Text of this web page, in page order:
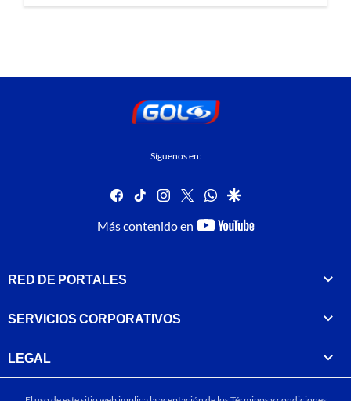
Síguenos en:
facebook
tiktok instagram
twitterwhatsapp
google
Más contenido en
youtube-
RED DE PORTALES
SERVICIOS CORPORATIVOS
LEGAL